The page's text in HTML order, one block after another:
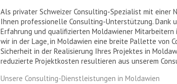
Als privater Schweizer Consulting-Spezialist mit einer
Ihnen professionelle Consulting-Unterstützung. Dank
Erfahrung und qualifizierten Moldawiener
wir in der Lage, in Moldawien eine breite Pallette von
Sicherheit in der Realisierung Ihres Projektes in
reduzierte Projektkosten resultieren aus unserem
Unsere Consulting-Dienstleistungen in Moldawien